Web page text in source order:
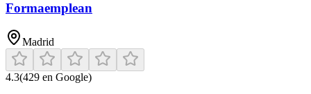
Formaemplean
Madrid
4.3(429 en Google)